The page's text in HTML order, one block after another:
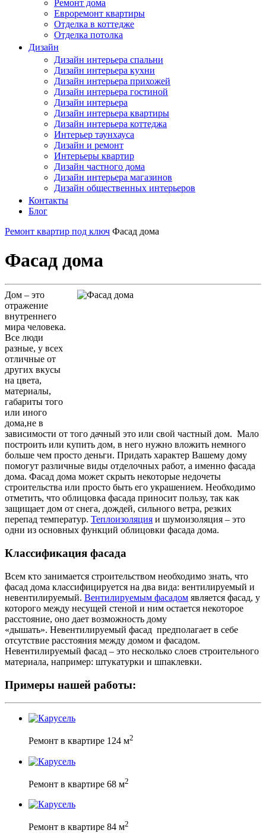
Ремонт дома
Евроремонт квартиры
Отделка в коттедже
Отделка потолка
Дизайн
Дизайн интерьера спальни
Дизайн интерьера кухни
Дизайн интерьера прихожей
Дизайн интерьера гостиной
Дизайн интерьера
Дизайн интерьера квартиры
Дизайн интерьера коттеджа
Интерьер таунхауса
Дизайн и ремонт
Интерьеры квартир
Дизайн частного дома
Дизайн интерьера магазинов
Дизайн общественных интерьеров
Контакты
Блог
Ремонт квартир под ключ Фасад дома
Фасад дома
Дом – это
отражение
внутреннего
мира человека.
Все люди
разные, у всех
отличные от
других вкусы
на цвета,
материалы,
габариты того
или иного
дома,не в
зависимости от того дачный это или свой частный дом. Мало
построить или купить дом, в него нужно вложить немного
больше чем просто деньги. Придать характер Вашему дому
помогут различные виды отделочных работ, а именно фасада
дома. Фасад дома может скрыть некоторые недочеты
строительства или просто быть его украшением. Необходимо
отметить, что облицовка фасада приносит пользу, так как
защищает дом от снега, дождей, сильного ветра, резких
перепад температур. Теплоизоляция и шумоизоляция – это
одни из основных функций облицовки фасада дома.
Классификация фасада
Всем кто занимается строительством необходимо знать, что
фасад дома классифицируется на два вида: вентилируемый и
невентилируемый. Вентилируемым фасадом является фасад, у
которого между несущей стеной и ним остается некоторое
расстояние, оно дает возможность дому
«дышать». Невентилируемый фасад предполагает в себе
отсутствие расстояния между домом и фасадом.
Невентилируемый фасад – это несколько слоев строительного
материала, например: штукатурки и шпаклевки.
Примеры нашей работы:
Ремонт в квартире 124 м2
Ремонт в квартире 68 м2
Ремонт в квартире 84 м2